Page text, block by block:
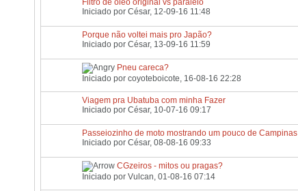
Filtro de óleo original vs paralelo
Iniciado por César, 12-09-16 11:48
Porque não voltei mais pro Japão?
Iniciado por César, 13-09-16 11:59
Pneu careca?
Iniciado por coyoteboicote, 16-08-16 22:28
Viagem pra Ubatuba com minha Fazer
Iniciado por César, 10-07-16 09:17
Passeiozinho de moto mostrando um pouco de Campinas
Iniciado por César, 08-08-16 09:33
CGzeiros - mitos ou pragas?
Iniciado por Vulcan, 01-08-16 07:14